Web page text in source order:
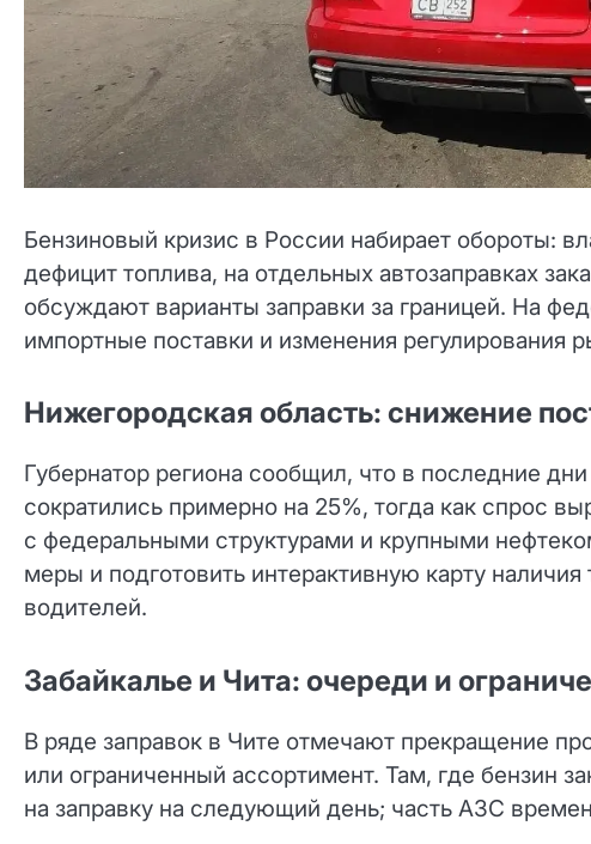
Бензиновый кризис в России набирает обороты:
дефицит топлива, на отдельных автозаправках
обсуждают варианты заправки за границей. На
импортные поставки и изменения регулирования
Нижегородская область: снижение
Губернатор региона сообщил, что в последние
сократились примерно на 25%, тогда как спрос
с федеральными структурами и крупными
меры и подготовить интерактивную карту
водителей.
Забайкалье и Чита: очереди и
В ряде заправок в Чите отмечают прекращение
или ограниченный ассортимент. Там, где бензин
на заправку на следующий день; часть АЗС